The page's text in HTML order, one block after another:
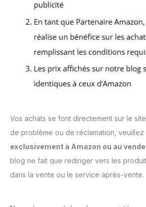
Vos achats se font directement sur le site
de problème ou de réclamation, veuillez
exclusivement à Amazon ou au
blog ne fait que rediriger vers les
dans la vente ou le service après-vente.